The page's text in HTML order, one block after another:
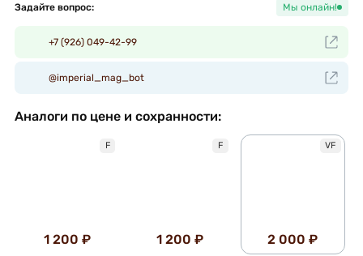
Задайте вопрос: Мы онлайн!
+7 (926) 049-42-99
@imperial_mag_bot
Аналоги по цене и сохранности:
F
1 200 ₽
F
1 200 ₽
VF
2 000 ₽